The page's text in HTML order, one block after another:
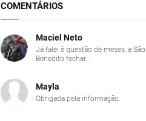
COMENTÁRIOS
Maciel Neto
Já falei é questão de meses, a São
Benedito fechar...
Mayla
Obrigada pela informação.